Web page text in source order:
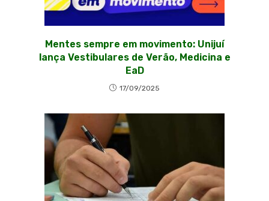
Mentes sempre em movimento: Unijuí
lança Vestibulares de Verão, Medicina e
EaD
17/09/2025